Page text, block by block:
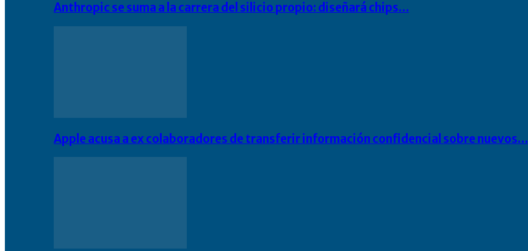
Anthropic se suma a la carrera del silicio propio: diseñará chips…
Apple acusa a ex colaboradores de transferir información confidencial sobre nuevos…